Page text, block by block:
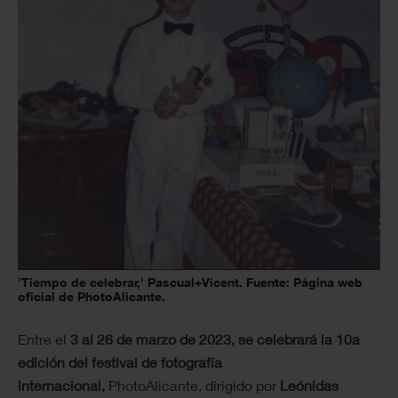
'Tiempo de celebrar,' Pascual+Vicent. Fuente: Página web
oficial de PhotoAlicante.
Entre el 3 al 26 de marzo de 2023, se celebrará la 10a
edición del festival de fotografía
internacional, PhotoAlicante, dirigido por Leónidas